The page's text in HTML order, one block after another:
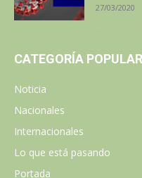
27/03/2020
CATEGORÍA POPULAR
Noticia
Nacionales
Internacionales
Lo que está pasando
Portada